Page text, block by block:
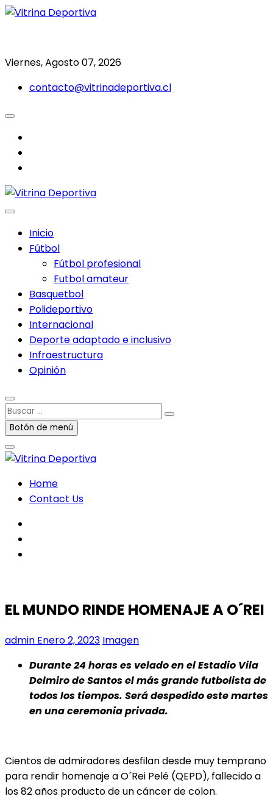
Saltar
Viernes, Agosto 07, 2026
contacto@vitrinadeportiva.cl
Inicio
Fútbol
Fútbol profesional
Futbol amateur
Basquetbol
Polideportivo
Internacional
Deporte adaptado e inclusivo
Infraestructura
Opinión
Buscar
…Botón de menú
Home
Contact Us
EL MUNDO RINDE HOMENAJE A O´REI
admin Enero 2, 2023 Imagen
Durante 24 horas es velado en el Estadio Vila
Delmiro de Santos el más grande futbolista de
todos los tiempos. Será despedido este martes
en una ceremonia privada.
Cientos de admiradores desfilan desde muy temprano
para rendir homenaje a O´Rei Pelé (QEPD), fallecido a
los 82 años producto de un cáncer de colon.